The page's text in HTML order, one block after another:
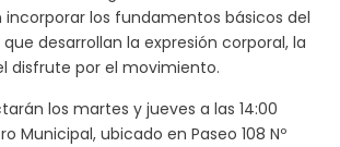
los fundamentos básicos del
desarrollan la expresión corporal, la
disfrute por el movimiento.
los martes y jueves a las 14:00
Municipal, ubicado en Paseo 108 Nº